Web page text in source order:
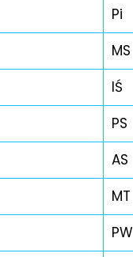
Pi
MS
IŚ
PS
AS
MT
PW